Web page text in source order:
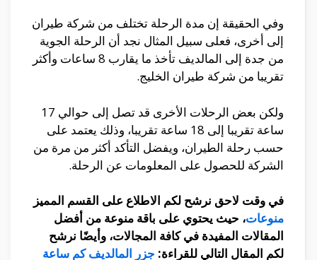
وفي الحقيقة إن مدة الرحلة تختلف من شركة طيران
إلى أخرى، فعلى سبيل المثال نجد أن الرحلة الجوية
من جدة إلى المالديف تأخذ ما يقارب 8 ساعات وأكثر
تقريبا من شركة طيران الخليج.
ولكن بعض الرحلات الأخرى قد تصل إلى حوالي 17
ساعة تقريبا إلى 18 ساعة تقريبا، وذلك يعتمد على
حسب رحلة الطيران، ويفضل التأكد أكثر من مرة من
الشركة للحصول على المعلومات عن الرحلة.
في وقت لاحق نرشح لكم الاطلاع على القسم المميز
منوعات، حيث يحتوي على باقة منوعة من أفضل
المقالات المفيدة في كافة المجالات، وأيضًا نرشح
لكم المقال التالي للقراءة: جزر المالديف كم ساعة